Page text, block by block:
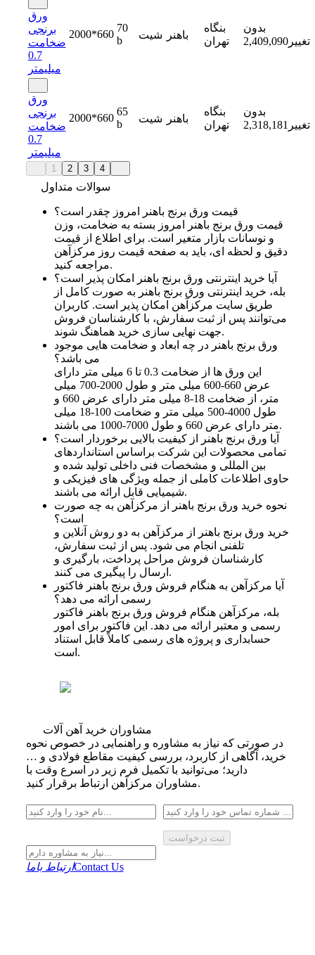
ورق
برنجی
ضخامت
0.7
میلیمتر
2000*660
70
b
شیت باهنر
بنگاه
تهران
بدون
تغییر2,409,090
ورق
برنجی
ضخامت
0.7
میلیمتر
2000*660
65
b
شیت باهنر
بنگاه
تهران
بدون
تغییر 2,318,181
1 2 3 4
سوالات متداول
قیمت ورق برنج باهنر امروز چقدر است؟
قیمت ورق برنج باهنر امروز بسته به ضخامت، وزن
و نوسانات بازار متغیر است. برای اطلاع از قیمت
دقیق و لحظه ‌ای، باید به صفحه قیمت روز مرکزآهن
مراجعه کنید.
آیا خرید اینترنتی ورق برنج باهنر امکان ‌پذیر است؟
بله، خرید اینترنتی ورق برنج باهنر به‌ صورت کامل از
طریق سایت مرکزآهن امکان ‌پذیر است. کاربران
می‌توانند پس از ثبت سفارش، با کارشناسان فروش
جهت نهایی ‌سازی خرید هماهنگ شوند.
ورق برنج باهنر در چه ابعاد و ضخامت هایی موجود
می باشد؟
این ورق ها از ضخامت 0.3 تا 6 میلی متر دارای
عرض 660-600 میلی متر و طول 2000-700 میلی
متر، از ضخامت 18-8 میلی متر دارای عرض 660 و
طول 4000-500 میلی متر و ضخامت 100-18 میلی
متر دارای عرض 660 و طول 7000-1000 می باشند.
آیا ورق برنج باهنر از کیفیت بالایی برخوردار است؟
تمامی محصولات این شرکت براساس استانداردهای
بین المللی و مشخصات فنی داخلی تولید شده و
حاوی اطلاعات کاملی از جمله ویژگی های فیزیکی و
شیمیایی قابل ارائه می باشند.
نحوه خرید ورق برنج باهنر از مرکزآهن به چه صورت
است؟
خرید ورق برنج باهنر از مرکزآهن به دو روش آنلاین و
تلفنی انجام می ‌شود. پس از ثبت سفارش،
کارشناسان فروش مراحل پرداخت، بارگیری و
ارسال را پیگیری می ‌کنند.
آیا مرکزآهن به هنگام فروش ورق برنج باهنر فاکتور
رسمی ارائه می ‌دهد؟
بله، مرکزآهن هنگام فروش ورق برنج باهنر فاکتور
رسمی و معتبر ارائه می ‌دهد. این فاکتور برای امور
حسابداری و پروژه‌ های رسمی کاملاً قابل استناد
است.
مشاوران خرید آهن آلات
در صورتی که نیاز به مشاوره و راهنمایی در خصوص نحوه
خرید، آگاهی از کاربرد، بررسی کیفیت مقاطع فولادی و …
دارید؛ می‌توانید با تکمیل فرم زیر در اسرع وقت با
مشاوران مرکزآهن ارتباط برقرار کنید.
ثبت درخواست
ارتباط باماContact Us